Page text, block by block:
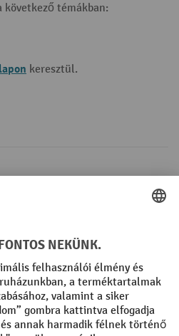
következő témákban:
keresztül.
(Visa)